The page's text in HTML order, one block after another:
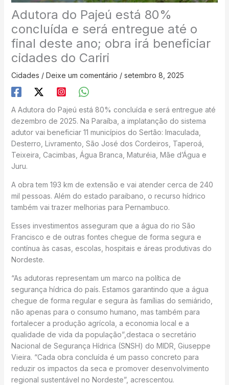
Adutora do Pajeú está 80%
concluída e será entregue até o
final deste ano; obra irá beneficiar
cidades do Cariri
Cidades / Deixe um comentário / setembro 8, 2025
A Adutora do Pajeú está 80% concluída e será entregue até
dezembro de 2025. Na Paraíba, a implatanção do sistema
adutor vai beneficiar 11 municípios do Sertão: Imaculada,
Desterro, Livramento, São José dos Cordeiros, Taperoá,
Teixeira, Cacimbas, Água Branca, Maturéia, Mãe d’Água e
Juru.
A obra tem 193 km de extensão e vai atender cerca de 240
mil pessoas. Além do estado paraibano, o recurso hídrico
também vai trazer melhorias para Pernambuco.
Esses investimentos asseguram que a água do rio São
Francisco e de outras fontes chegue de forma segura e
contínua às casas, escolas, hospitais e áreas produtivas do
Nordeste.
“As adutoras representam um marco na política de
segurança hídrica do país. Estamos garantindo que a água
chegue de forma regular e segura às famílias do semiárido,
não apenas para o consumo humano, mas também para
fortalecer a produção agrícola, a economia local e a
qualidade de vida da população”,destaca o secretário
Nacional de Segurança Hídrica (SNSH) do MIDR, Giuseppe
Vieira. “Cada obra concluída é um passo concreto para
reduzir os impactos da seca e promover desenvolvimento
regional sustentável no Nordeste”, acrescentou.